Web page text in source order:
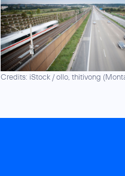
Credits: iStock / ollo, thitivong